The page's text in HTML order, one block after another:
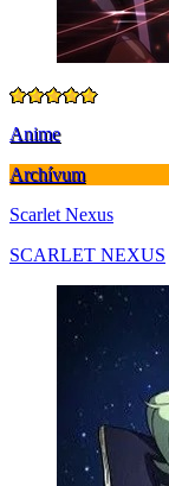
Anime
Archívum
Scarlet Nexus
SCARLET NEXUS